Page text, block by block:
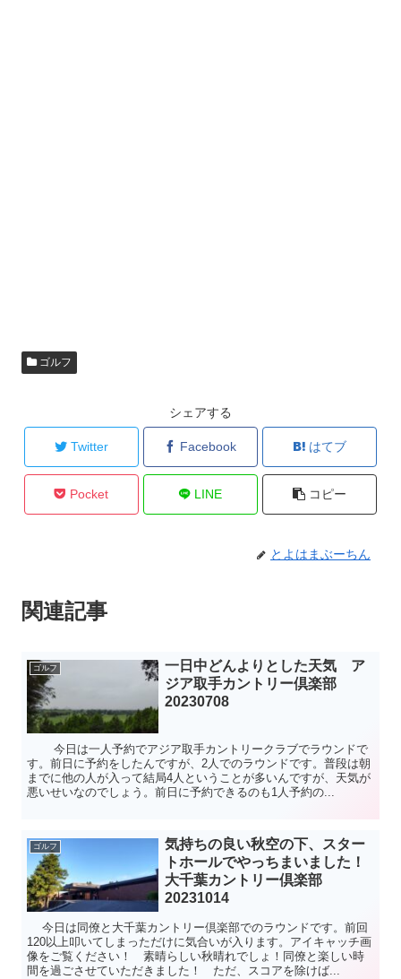
ゴルフ
シェアする
Twitter Facebook はてブ
Pocket LINE コピー
とよはまぶーちん
関連記事
ゴルフ
一日中どんよりとした天気 ア
ジア取手カントリー倶楽部
20230708
今日は一人予約でアジア取手カントリークラブでラウンドで
す。前日に予約をしたんですが、2人でのラウンドです。普段は朝
までに他の人が入って結局4人ということが多いんですが、天気が
悪いせいなのでしょう。前日に予約できるのも1人予約の...
ゴルフ
気持ちの良い秋空の下、スター
トホールでやっちまいました！
大千葉カントリー倶楽部
20231014
今日は同僚と大千葉カントリー倶楽部でのラウンドです。前回
120以上叩いてしまっただけに気合いが入ります。アイキャッチ画
像をご覧ください！ 素晴らしい秋晴れでしょ！同僚と楽しい時
間を過ごさせていただきました！ ただ、スコアを除けば...